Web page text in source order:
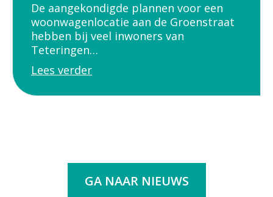
De aangekondigde plannen voor een
woonwagenlocatie aan de Groenstraat
hebben bij veel inwoners van
Teteringen…
Lees verder
GA NAAR NIEUWS